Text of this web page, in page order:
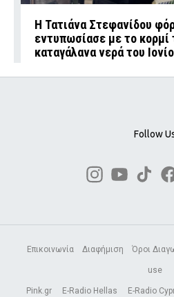
Η Τατιάνα Στεφανίδου
εντυπωσίασε με το κορμί
καταγάλανα νερά του
Follow
Επικοινωνία Διαφήμιση Όροι
use
Pink.gr E-Radio Hellas E-Radio